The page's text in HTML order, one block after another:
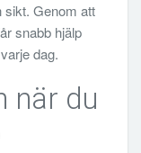
sikt. Genom att
snabb hjälp
dag.
när du